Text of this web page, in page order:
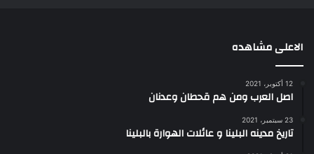
الاعلى مشاهده
12 أكتوبر، 2021
اصل العرب ومن هم قحطان وعدنان
23 سبتمبر، 2021
تاريخ مدينه البلينا و عائلات الهوارة بالبلينا